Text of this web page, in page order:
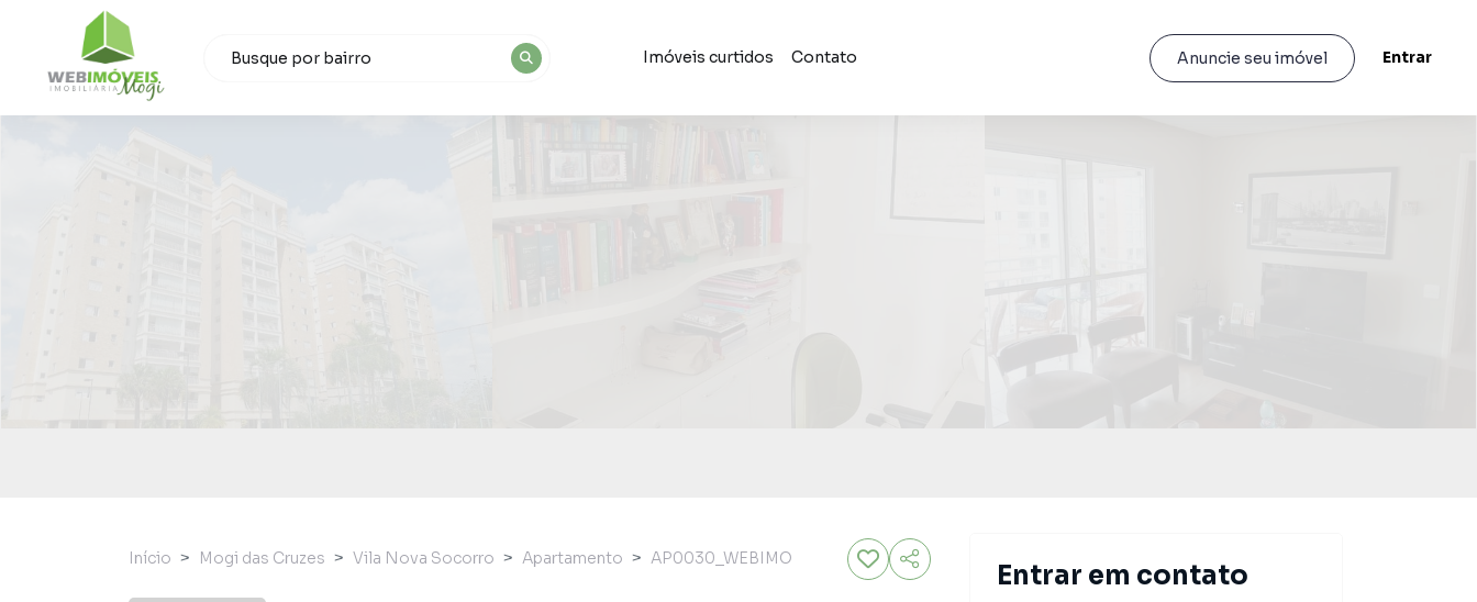
Imóveis curtidos Contato Anuncie seu imóvel Entrar
Início Mogi das Cruzes Vila Nova Socorro Apartamento AP0030_WEBIMO
Entrar em contato